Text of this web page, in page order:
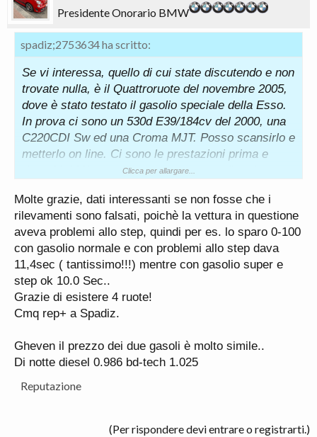
Presidente Onorario BMW
spadiz;2753634 ha scritto:
Se vi interessa, quello di cui state discutendo e non
trovate nulla, è il Quattroruote del novembre 2005,
dove è stato testato il gasolio speciale della Esso.
In prova ci sono un 530d E39/184cv del 2000, una
C220CDI Sw ed una Croma MJT. Posso scansirlo e
metterlo on line. Ci sono le prestazioni prima e
dopo 10.000km percorsi con quel tipo di carburanti,
Se cercate nella sezione E39 i dati del 530 li avevo
comunque già postati la':
http://www.bmwpassion.com/forum/showthread.php
?t=118814&highlight=
Clicca per allargare...
Molte grazie, dati interessanti se non fosse che i
rilevamenti sono falsati, poichè la vettura in questione
aveva problemi allo step, quindi per es. lo sparo 0-100
con gasolio normale e con problemi allo step dava
11,4sec ( tantissimo!!!) mentre con gasolio super e
step ok 10.0 Sec..
Grazie di esistere 4 ruote!
Cmq rep+ a Spadiz.
Gheven il prezzo dei due gasoli è molto simile..
Di notte diesel 0.986 bd-tech 1.025
Reputazione
(Per rispondere devi entrare o registrarti.)